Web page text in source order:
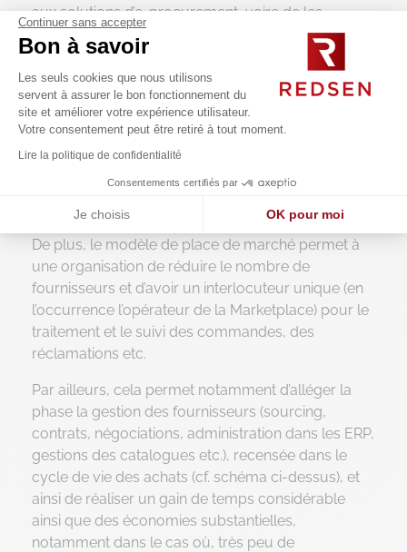
aux solutions d’e-procurement, voire de les
concurrencer, car elle apporte des réponses
tangibles et immédiates aux différents services
d’une organisation : centralisation au sein d’une
même plateforme, digitalisation des processus,
gain de temps, meilleures expériences d’achats
(vendeurs) facilitée, comparer les offres des
différents fournisseurs (prix, produit, stock), paniers
multifournisseurs etc.
De plus, le modèle de place de marché permet à
une organisation de réduire le nombre de
fournisseurs et d’avoir un interlocuteur unique (en
l’occurrence l’opérateur de la Marketplace) pour le
traitement et le suivi des commandes, des
réclamations etc.
Par ailleurs, cela permet notamment d’alléger la
phase la gestion des fournisseurs (sourcing,
contrats, négociations, administration dans les ERP,
gestions des catalogues etc.), recensée dans le
cycle de vie des achats (cf. schéma ci-dessus), et
ainsi de réaliser un gain de temps considérable
ainsi que des économies substantielles,
notamment dans le cas où, très peu de
Continuer sans accepter
Bon à savoir
Les seuls cookies que nous utilisons
servent à assurer le bon fonctionnement du
site et améliorer votre expérience utilisateur.
Votre consentement peut être retiré à tout moment.
Lire la politique de confidentialité
Consentements certifiés par
Je choisis OK pour moi
Axeptio consent
Plateforme de Gestion du Consentement : Personnalisez vos
Notre plateforme vous permet d'adapter et de gérer vos